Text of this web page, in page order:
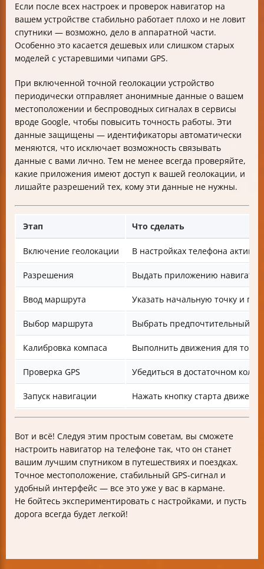
Если после всех настроек и проверок навигатор на
вашем устройстве стабильно работает плохо и не ловит
спутники — возможно, дело в аппаратной части.
Особенно это касается дешевых или слишком старых
моделей с устаревшими чипами GPS.
При включенной точной геолокации устройство
периодически отправляет анонимные данные о вашем
местоположении и беспроводных сигналах в сервисы
вроде Google, чтобы повысить точность работы. Эти
данные защищены — идентификаторы автоматически
меняются, что исключает возможность связывать
данные с вами лично. Тем не менее всегда проверяйте,
какие приложения имеют доступ к вашей геолокации, и
лишайте разрешений тех, кому эти данные не нужны.
Этап Что сделать
Включение геолокации В настройках телефона
Разрешения Выдать приложению
Ввод маршрута Указать начальную точку и
Выбор маршрута Выбрать предпочтительный
Калибровка компаса Выполнить движения для
Проверка GPS Убедиться в достаточном
Запуск навигации Нажать кнопку старта движения
Вот и всё! Следуя этим простым советам, вы сможете
настроить навигатор на телефоне так, что он станет
вашим лучшим спутником в путешествиях и поездках.
Точное местоположение, стабильный GPS-сигнал и
удобный интерфейс — все это уже у вас в кармане.
Не бойтесь экспериментировать с настройками, и пусть
дорога всегда будет легкой!